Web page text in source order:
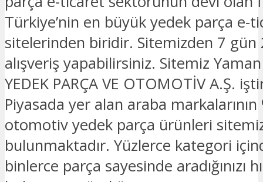
Türkiye’nin en büyük yedek parça e-
sitelerinden biridir. Sitemizden 7 gün
alışveriş yapabilirsiniz. Sitemiz
YEDEK PARÇA VE OTOMOTİV A.Ş.
Piyasada yer alan araba markalarının
otomotiv yedek parça ürünleri
bulunmaktadır. Yüzlerce kategori
binlerce parça sayesinde aradığınızı